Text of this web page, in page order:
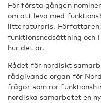
För första gången
om att leva med
litteraturpris. Författaren,
funktionsnedsättning och
hur det är.
Rådet för nordiskt
rådgivande organ för
frågor som rör
nordiska samarbetet en